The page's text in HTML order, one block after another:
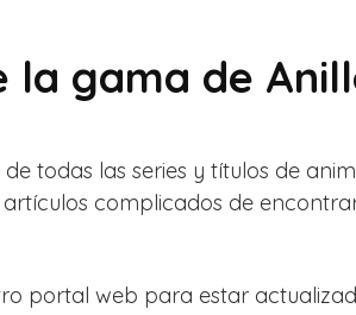
gama de
todas las series y títulos de
complicados de
portal web para estar